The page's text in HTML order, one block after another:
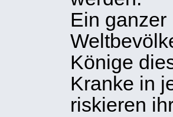
Ein ganzer
Könige
Kranke in
riskieren